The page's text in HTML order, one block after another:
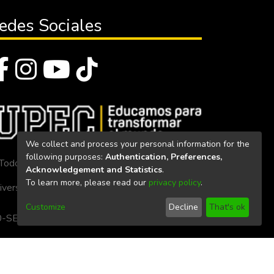
Sociales
los derechos reservados 2023
Politécnica Estatal del Carchi
SE-33-CACES-2020
We collect and process your personal information for the
following purposes: Authentication, Preferences,
Acknowledgement and Statistics.
To learn more, please read our privacy policy.
Customize Decline That's ok